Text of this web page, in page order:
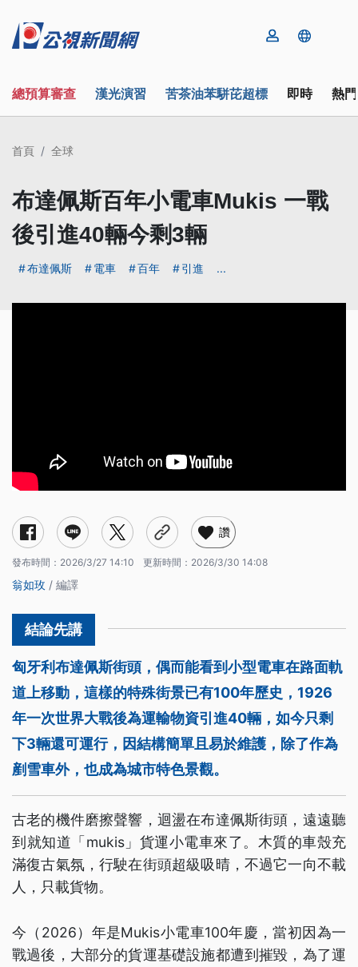
總預算審查 漢光演習 苦茶油苯駢芘超標 即時 熱
首頁 全球
布達佩斯百年小電車Mukis 一戰
後引進40輛今剩3輛
布達佩斯 電車 百年 引進 ...
讚
發布時間： 2026/3/27 14:10 更新時間： 2026/3/30 14:08
翁如玫 / 編譯
匈牙利布達佩斯街頭，偶而能看到小型電車在路面軌
道上移動，這樣的特殊街景已有100年歷史，1926
年一次世界大戰後為運輸物資引進40輛，如今只剩
下3輛還可運行，因結構簡單且易於維護，除了作為
剷雪車外，也成為城市特色景觀。
古老的機件磨擦聲響，迴盪在布達佩斯街頭，遠遠聽
到就知道「mukis」貨運小電車來了。木質的車殼充
滿復古氣氛，行駛在街頭超級吸晴，不過它一向不載
人，只載貨物。
今（2026）年是Mukis小電車100年慶，當初因為一
戰過後，大部分的貨運基礎設施都遭到摧毀，為了運